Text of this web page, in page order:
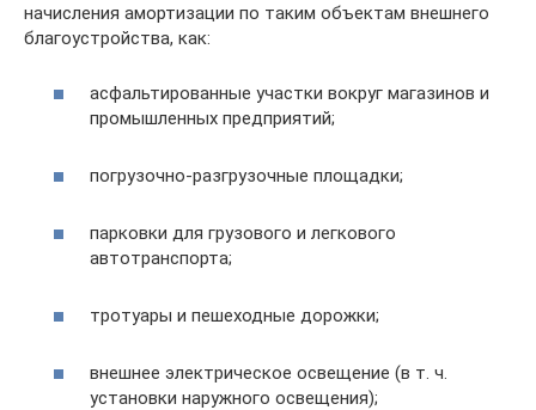
начисления амортизации по таким объектам внешнего
благоустройства, как:
асфальтированные участки вокруг магазинов и
промышленных предприятий;
погрузочно-разгрузочные площадки;
парковки для грузового и легкового
автотранспорта;
тротуары и пешеходные дорожки;
внешнее электрическое освещение (в т. ч.
установки наружного освещения);